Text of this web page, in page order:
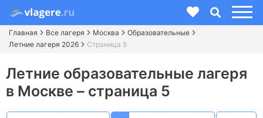
Главная Все лагеря Москва
Образовательные
Летние лагеря 2026
Страница 5
Летние образовательные лагеря
в Москве – страница 5